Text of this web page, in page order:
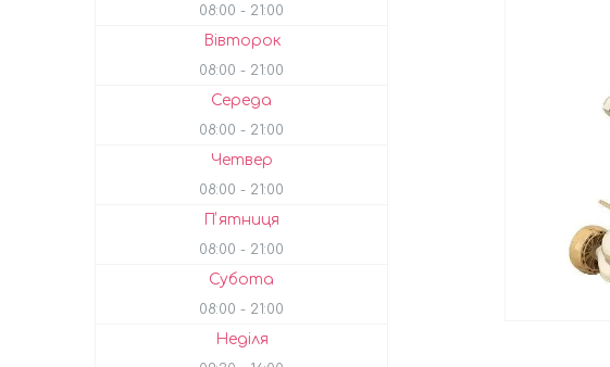
08:00 21:00
Вівторок
08:00 21:00
Середа
08:00 21:00
Четвер
08:00 21:00
Пʼятниця
08:00 21:00
Субота
08:00 21:00
Неділя